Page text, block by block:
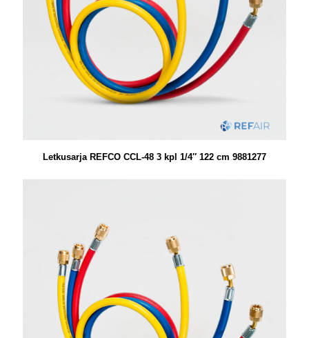
Letkusarja REFCO CCL-48 3 kpl 1/4″ 122 cm 9881277